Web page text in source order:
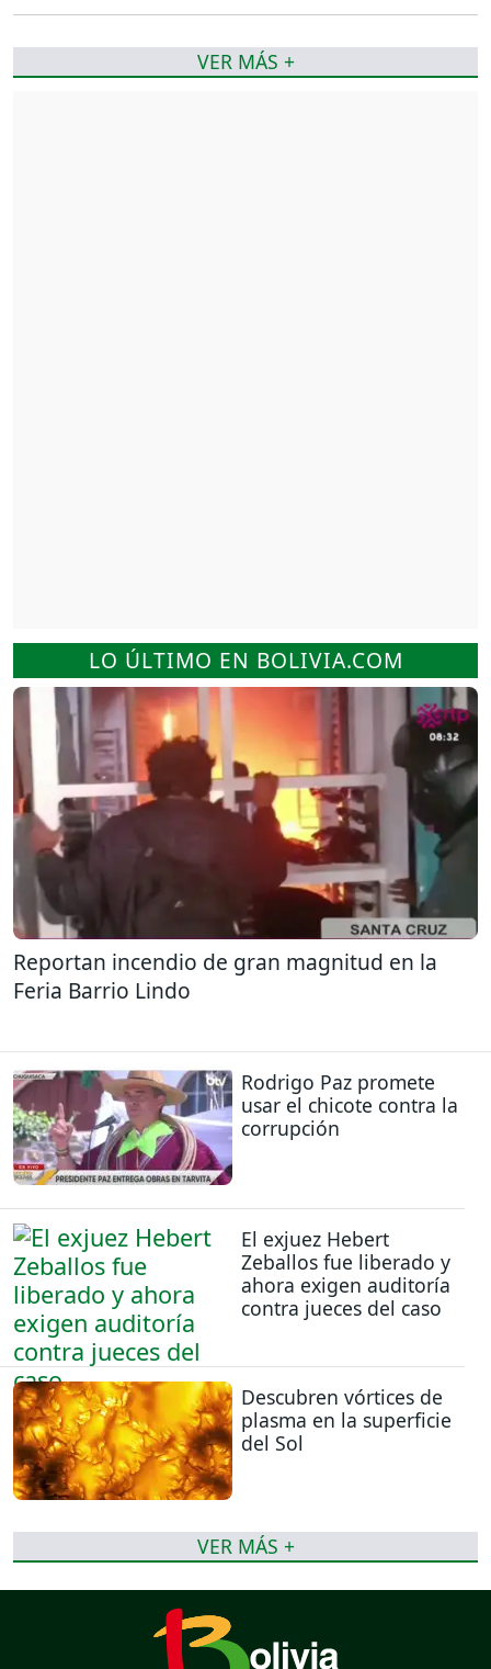
LO ÚLTIMO EN BOLIVIA.COM
Reportan incendio de gran magnitud en la
Feria Barrio Lindo
Rodrigo Paz promete
usar el chicote contra la
corrupción
El exjuez Hebert
Zeballos fue liberado y
ahora exigen auditoría
contra jueces del caso
Descubren vórtices de
plasma en la superficie
del Sol
VER MÁS +
VER MÁS +